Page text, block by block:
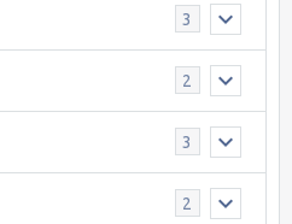
3
2
3
2